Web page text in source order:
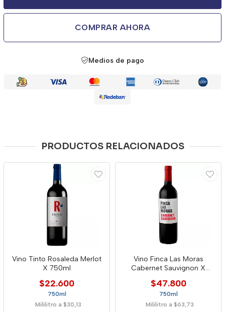
COMPRAR AHORA
Medios de pago
PRODUCTOS RELACIONADOS
Vino Tinto Rosaleda Merlot
X 750ml
$22.600
750ml
Mililitro a $30,13
Vino Finca Las Moras
Cabernet Sauvignon X
$47.800
750ml
Mililitro a $63,73